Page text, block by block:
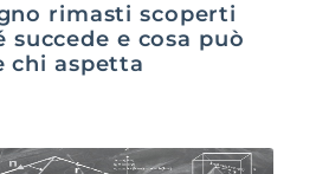
rimasti scoperti
succede e cosa può
chi aspetta